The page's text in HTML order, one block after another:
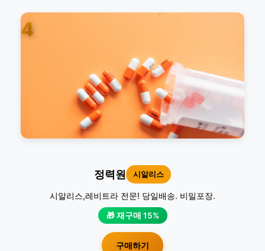
4
정력원 시알리스
시알리스,레비트라 전문! 당일배송. 비밀포장.
🎁 재구매 15%
구매하기